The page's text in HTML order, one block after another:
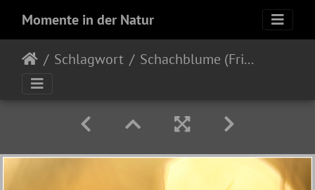
Momente in der Natur
Schlagwort Schachblume (Fritillaria meleagris)